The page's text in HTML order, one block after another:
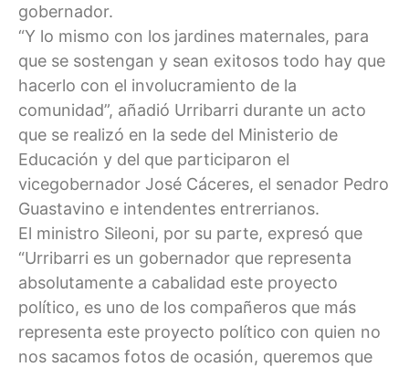
gobernador.
“Y lo mismo con los jardines maternales, para
que se sostengan y sean exitosos todo hay que
hacerlo con el involucramiento de la
comunidad”, añadió Urribarri durante un acto
que se realizó en la sede del Ministerio de
Educación y del que participaron el
vicegobernador José Cáceres, el senador Pedro
Guastavino e intendentes entrerrianos.
El ministro Sileoni, por su parte, expresó que
“Urribarri es un gobernador que representa
absolutamente a cabalidad este proyecto
político, es uno de los compañeros que más
representa este proyecto político con quien no
nos sacamos fotos de ocasión, queremos que